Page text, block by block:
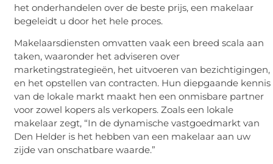
het onderhandelen over de beste prijs, een makelaar
begeleidt u door het hele proces.
Makelaarsdiensten omvatten vaak een breed scala aan
taken, waaronder het adviseren over
marketingstrategieën, het uitvoeren van bezichtigingen,
en het opstellen van contracten. Hun diepgaande kennis
van de lokale markt maakt hen een onmisbare partner
voor zowel kopers als verkopers. Zoals een lokale
makelaar zegt, “In de dynamische vastgoedmarkt van
Den Helder is het hebben van een makelaar aan uw
zijde van onschatbare waarde.”